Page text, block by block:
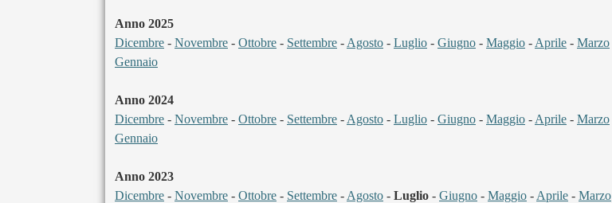
Anno 2025
Dicembre - Novembre - Ottobre - Settembre - Agosto - Luglio - Giugno - Maggio - Aprile - Marzo
Gennaio
Anno 2024
Dicembre - Novembre - Ottobre - Settembre - Agosto - Luglio - Giugno - Maggio - Aprile - Marzo
Gennaio
Anno 2023
Dicembre - Novembre - Ottobre - Settembre - Agosto - Luglio - Giugno - Maggio - Aprile - Marzo